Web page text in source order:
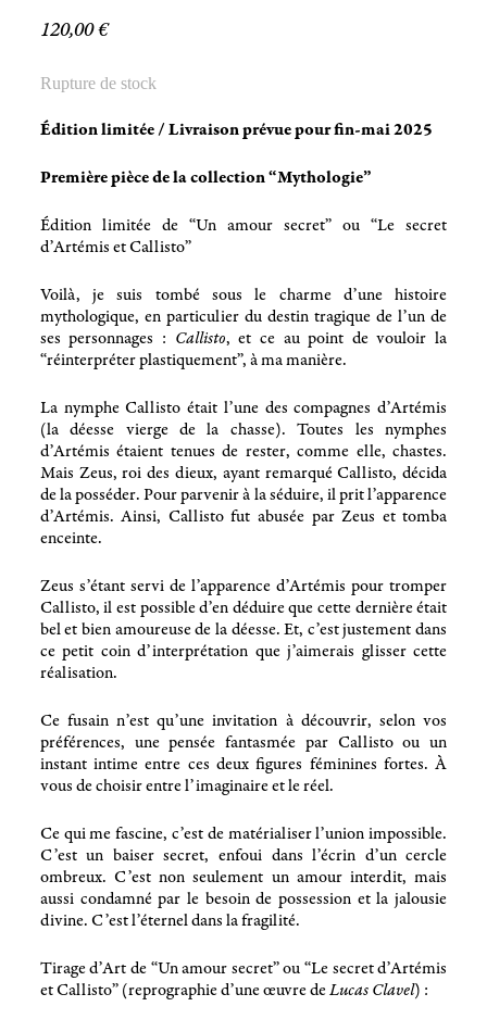
120,00€
Rupture de stock
Édition limitée / Livraison prévue pour fin-mai 2025
Première pièce de la collection “Mythologie”
Édition limitée de “Un amour secret” ou “Le secret
d’Artémis et Callisto”
Voilà, je suis tombé sous le charme d’une histoire
mythologique, en particulier du destin tragique de l’un de
ses personnages : Callisto, et ce au point de vouloir la
“réinterpréter plastiquement”, à ma manière.
La nymphe Callisto était l’une des compagnes d’Artémis
(la déesse vierge de la chasse). Toutes les nymphes
d’Artémis étaient tenues de rester, comme elle, chastes.
Mais Zeus, roi des dieux, ayant remarqué Callisto, décida
de la posséder. Pour parvenir à la séduire, il prit l’apparence
d’Artémis. Ainsi, Callisto fut abusée par Zeus et tomba
enceinte.
Zeus s’étant servi de l’apparence d’Artémis pour tromper
Callisto, il est possible d’en déduire que cette dernière était
bel et bien amoureuse de la déesse. Et, c’est justement dans
ce petit coin d’interprétation que j’aimerais glisser cette
réalisation.
Ce fusain n’est qu’une invitation à découvrir, selon vos
préférences, une pensée fantasmée par Callisto ou un
instant intime entre ces deux figures féminines fortes. À
vous de choisir entre l’imaginaire et le réel.
Ce qui me fascine, c’est de matérialiser l’union impossible.
C’est un baiser secret, enfoui dans l’écrin d’un cercle
ombreux. C’est non seulement un amour interdit, mais
aussi condamné par le besoin de possession et la jalousie
divine. C’est l’éternel dans la fragilité.
Tirage d’Art de “Un amour secret” ou “Le secret d’Artémis
et Callisto” (reprographie d’une œuvre deLucas Clavel) :